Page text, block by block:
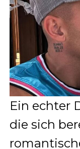
Ein echter
die sich